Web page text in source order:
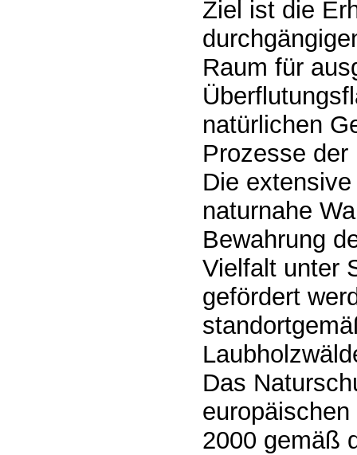
Ziel ist die
Raum für
natürlichen
Prozesse
Die
naturnahe
Bewahrung
Vielfalt unter
gefördert
Das
2000 gemäß